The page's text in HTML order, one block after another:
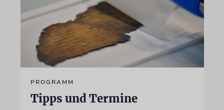
PROGRAMM
Tipps und Termine